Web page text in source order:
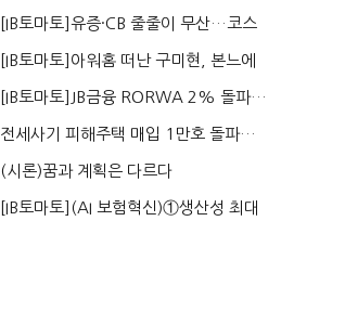
격…추미애, 20년...
[IB토마토]유증·CB 줄줄이 무산…코스
닥 벌점 급증에 ...
[IB토마토]아워홈 떠난 구미현, 본느에
340억 베팅…가...
[IB토마토]JB금융 RORWA 2% 돌파…
실적 견인은 은행 ...
전세사기 피해주택 매입 1만호 돌파…
누적 피해자 4만2...
(시론)꿈과 계획은 다르다
[IB토마토](AI 보험혁신)①생산성 최대